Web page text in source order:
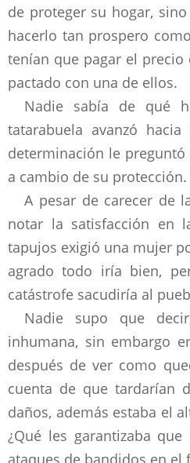
de proteger su hogar,
hacerlo tan prospero
tenían que pagar el
pactado con una de ellos.
Nadie sabía de qué
tatarabuela avanzó
determinación le
a cambio de su protección.
A pesar de carecer de
notar la satisfacción en
tapujos exigió una mujer
agrado todo iría bien,
catástrofe sacudiría al
Nadie supo que
inhumana, sin embargo
después de ver como
cuenta de que tardarían
daños, además estaba el
¿Qué les garantizaba
ataques de bandidos en el